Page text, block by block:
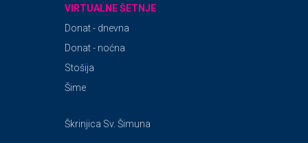
VIRTUALNE ŠETNJE
Donat - dnevna
Donat - noćna
Stošija
Šime
Škrinjica Sv. Šimuna